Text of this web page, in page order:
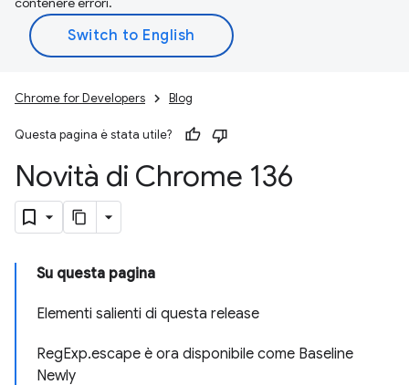
Chrome for Developers Blog
Questa pagina è stata utile?
Novità di Chrome 136
Su questa pagina
Elementi salienti di questa release
RegExp.escape è ora disponibile come Baseline
Newly